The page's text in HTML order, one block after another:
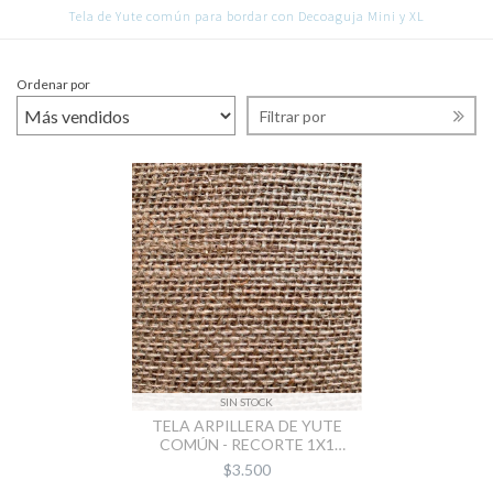
Tela de Yute común para bordar con Decoaguja Mini y XL
Ordenar por
Filtrar por
SIN STOCK
TELA ARPILLERA DE YUTE
COMÚN - RECORTE 1X1
METRO
$3.500